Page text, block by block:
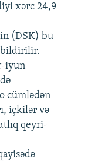
480p
480p
720p
1080p
xərc 24,9
(DSK) bu
bildirilir.
iyun
cümlədən
içkilər və
qeyri-